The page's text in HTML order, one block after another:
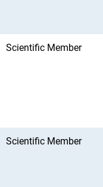
Scientific Member
Scientific Member